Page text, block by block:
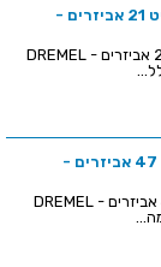
משחזת ציר חשמלית 220V - קיט 21 אביזרים -
משחזת ציר חשמלית 220V - קיט 21 אביזרים - DREMEL
משחזת ציר נטענת 10.8V - קיט 47 אביזרים -
משחזת ציר נטענת 10.8V - קיט 47 אביזרים - DREMEL